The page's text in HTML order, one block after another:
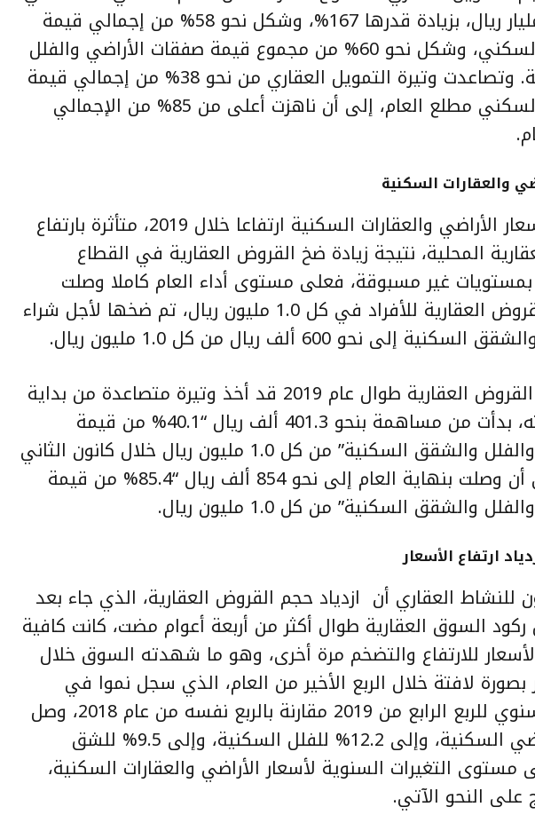
بلغ حوالي78.7 مليار ريال، بزيادة قدرها 167%، وشكل نحو 58% من إجمالي قيمة
صفقات القطاع السكني، وشكل نحو 60% من مجموع قيمة صفقات الأراضي والفلل
والشقق السكنية. وتصاعدت وتيرة التمويل العقاري من نحو 38% من إجمالي قيمة
صفقات القطاع السكني مطلع العام، إلى أن ناهزت أعلى من 85% من الإجمالي
والعقارات السكنية
وشهدت أغلب أسعار الأراضي والعقارات السكنية ارتفاعا خلال 2019، متأثرة بارتفاع
المحلية، نتيجة زيادة ضخ القروض العقارية في القطاع
غير مسبوقة، فعلى مستوى أداء العام كاملا وصلت
مساهمة تلك القروض العقارية للأفراد في كل 1.0 مليون ريال، تم ضخها لأجل شراء
إلى نحو 600 ألف ريال من كل 1.0 مليون ريال.
وكان تدفق تلك القروض العقارية طوال عام 2019 قد أخذ وتيرة متصاعدة من بداية
العام حتى نهايته، بدأت من مساهمة بنحو 401.3 ألف ريال “40.1% من قيمة
صفقات الأراضي والفلل والشقق السكنية” من كل 1.0 مليون ريال خلال كانون الثاني
(يناير) 2019، إلى أن وصلت بنهاية العام إلى نحو 854 ألف ريال “85.4% من قيمة
والشقق السكنية” من كل 1.0 مليون ريال.
ارتفاع الأسعار
للنشاط العقاري أن ازدياد حجم القروض العقارية، الذي جاء بعد
السوق العقارية طوال أكثر من أربعة أعوام مضت، كانت كافية
للارتفاع والتضخم مرة أخرى، وهو ما شهدته السوق خلال
وظهر بصورة لافتة خلال الربع الأخير من العام، الذي سجل نموا في
المتوسط ربع السنوي للربع الرابع من 2019 مقارنة بالربع نفسه من عام 2018، وصل
إلى 14.6% للأراضي السكنية، وإلى 12.2% للفلل السكنية، وإلى 9.5% للشق
مستوى التغيرات السنوية لأسعار الأراضي والعقارات السكنية،
على النحو الآتي.